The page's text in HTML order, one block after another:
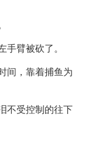
手臂被砍了。
间，靠着捕鱼为
不受控制的往下